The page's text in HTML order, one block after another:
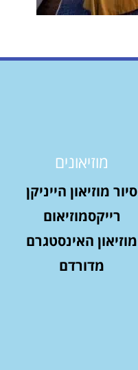
מוזיאונים
סיור מוזיאון הייניקן
רייקסמוזיאום
מוזיאון האינסטגרם
מדורדם